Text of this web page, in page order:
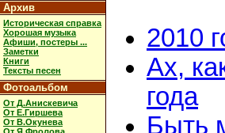
Архив
Историческая справка
Хорошая музыка
Афиши, постеры ...
Заметки
Книги
Тексты песен
Фотоальбом
От Д.Анискевича
От Е.Гиршева
От В.Окунева
2010
Ах,
года
Быть